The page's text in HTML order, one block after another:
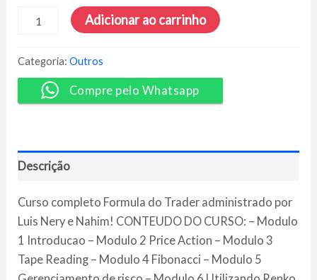
-
Luis
Nery
Adicionar ao carrinho
Categoria:Outros
Compre pelo Whatsapp
Descrição
Curso completo Formula do Trader administrado por
Luis Nery e Nahim! CONTEUDO DO CURSO: – Modulo
1 Introducao – Modulo 2 Price Action – Modulo 3
Tape Reading – Modulo 4 Fibonacci – Modulo 5